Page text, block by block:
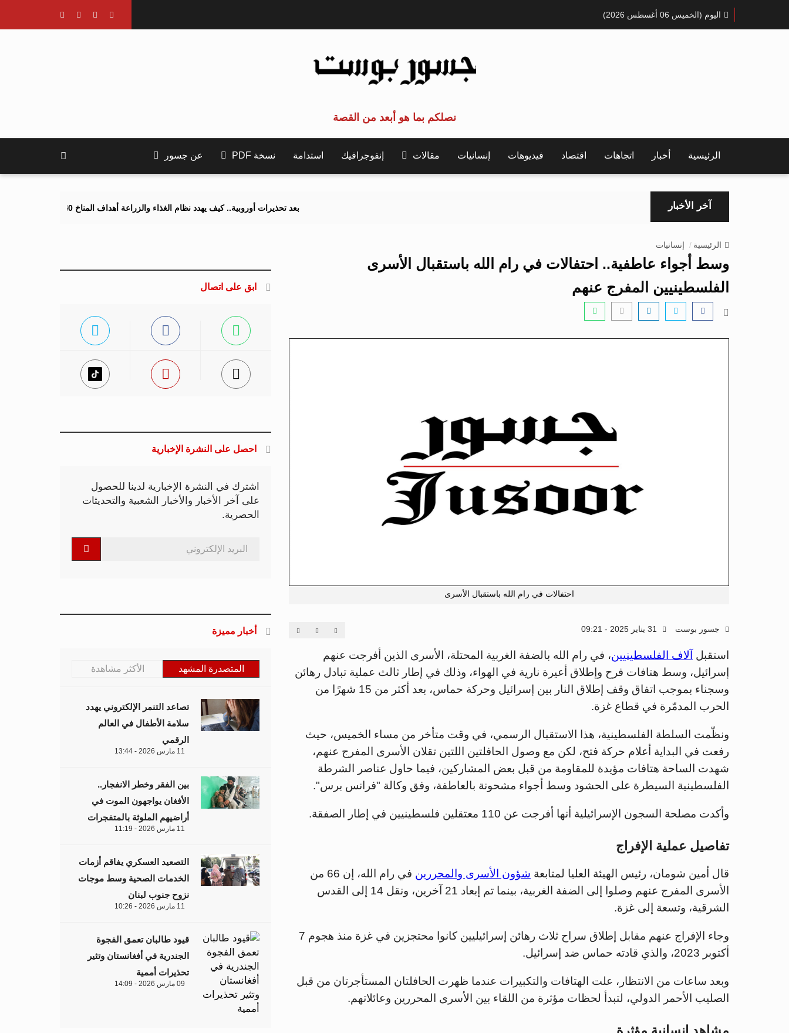
اليوم (الخميس 06 أغسطس 2026)
نصلكم بما هو أبعد من القصة
الرئيسية أخبار اتجاهات اقتصاد فيديوهات إنسانيات مقالات إنفوجرافيك استدامة نسخة PDF عن جسور
آخر الأخبار بعد تحذيرات أوروبية.. كيف يهدد نظام الغذاء والزراعة أهداف المناخ 2040 و2050؟
الرئيسية إنسانيات
وسط أجواء عاطفية.. احتفالات في رام الله باستقبال الأسرى
الفلسطينيين المفرج عنهم
احتفالات في رام الله باستقبال الأسرى
جسور بوست
استقبل آلاف الفلسطينيين، في رام الله بالضفة الغربية المحتلة، الأسرى الذين أفرجت عنهم
إسرائيل، وسط هتافات فرح وإطلاق أعيرة نارية في الهواء، وذلك في إطار ثالث عملية تبادل رهائن
وسجناء بموجب اتفاق وقف إطلاق النار بين إسرائيل وحركة حماس، بعد أكثر من 15 شهرًا من
الحرب المدمّرة في قطاع غزة.
ونظّمت السلطة الفلسطينية، هذا الاستقبال الرسمي، في وقت متأخر من مساء الخميس، حيث
رفعت في البداية أعلام حركة فتح، لكن مع وصول الحافلتين اللتين تقلان الأسرى المفرج عنهم،
شهدت الساحة هتافات مؤيدة للمقاومة من قبل بعض المشاركين، فيما حاول عناصر الشرطة
الفلسطينية السيطرة على الحشود وسط أجواء مشحونة بالعاطفة، وفق وكالة "فرانس برس".
وأكدت مصلحة السجون الإسرائيلية أنها أفرجت عن 110 معتقلين فلسطينيين في إطار الصفقة.
تفاصيل عملية الإفراج
قال أمين شومان، رئيس الهيئة العليا لمتابعة شؤون الأسرى والمحررين
في رام الله، إن 66 من
الأسرى المفرج عنهم وصلوا إلى الضفة الغربية، بينما تم إبعاد 21 آخرين، ونقل 14 إلى القدس
الشرقية، وتسعة إلى غزة.
وجاء الإفراج عنهم مقابل إطلاق سراح ثلاث رهائن إسرائيليين كانوا محتجزين في غزة منذ هجوم 7
أكتوبر 2023، والذي قادته حماس ضد إسرائيل.
وبعد ساعات من الانتظار، علت الهتافات والتكبيرات عندما ظهرت الحافلتان المستأجرتان من قبل
الصليب الأحمر الدولي، لتبدأ لحظات مؤثرة من اللقاء بين الأسرى المحررين وعائلاتهم.
ابق على اتصال
احصل على النشرة الإخبارية
اشترك في النشرة الإخبارية لدينا للحصول
على آخر الأخبار والأخبار الشعبية والتحديثات
الحصرية.
أخبار مميزة
المتصدرة المشهد الأكثر مشاهدة
تصاعد التنمر الإلكتروني يهدد
سلامة الأطفال في العالم
الرقمي
11 مارس 2026 - 13:44
بين الفقر وخطر الانفجار..
الأفغان يواجهون الموت في
أراضيهم الملوثة بالمتفجرات
11 مارس 2026 - 11:19
التصعيد العسكري يفاقم أزمات
الخدمات الصحية وسط موجات
نزوح جنوب لبنان
11 مارس 2026 - 10:26
قيود طالبان تعمق الفجوة
الجندرية في أفغانستان وتثير
تحذيرات أممية
09 مارس 2026 - 14:09